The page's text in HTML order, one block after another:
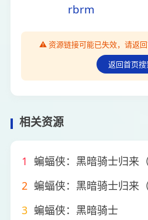
rbrm
⚠️ 资源链接可能已失效，请返
返回首页搜
相关资源
1 蝙蝠侠：黑暗骑士归来（
2 蝙蝠侠：黑暗骑士归来（
3 蝙蝠侠：黑暗骑士